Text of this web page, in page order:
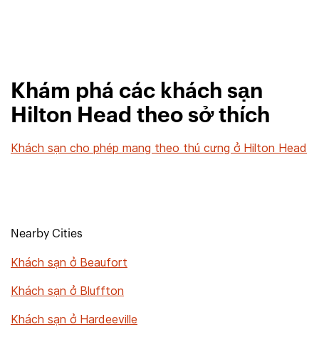
Khám phá các khách sạn
Hilton Head theo sở thích
Khách sạn cho phép mang theo thú cưng ở Hilton Head
Nearby Cities
Khách sạn ở Beaufort
Khách sạn ở Bluffton
Khách sạn ở Hardeeville